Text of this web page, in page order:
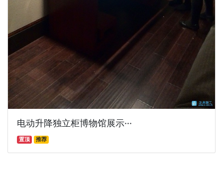
电动升降独立柜博物馆展示···
置顶 推荐